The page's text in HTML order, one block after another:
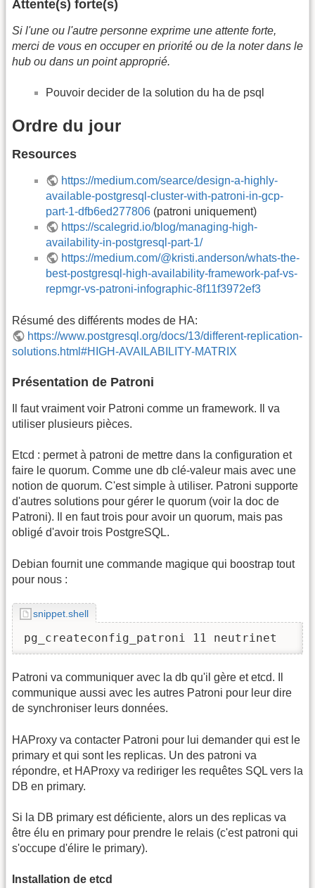
Attente(s) forte(s)
Si l'une ou l'autre personne exprime une attente forte,
merci de vous en occuper en priorité ou de la noter dans le
hub ou dans un point approprié.
Pouvoir decider de la solution du ha de psql
Ordre du jour
Resources
https://medium.com/searce/design-a-highly-
available-postgresql-cluster-with-patroni-in-gcp-
part-1-dfb6ed277806 (patroni uniquement)
https://scalegrid.io/blog/managing-high-
availability-in-postgresql-part-1/
https://medium.com/@kristi.anderson/whats-the-
best-postgresql-high-availability-framework-paf-vs-
repmgr-vs-patroni-infographic-8f11f3972ef3
Résumé des différents modes de HA:
https://www.postgresql.org/docs/13/different-replication-
solutions.html#HIGH-AVAILABILITY-MATRIX
Présentation de Patroni
Il faut vraiment voir Patroni comme un framework. Il va
utiliser plusieurs pièces.
Etcd : permet à patroni de mettre dans la configuration et
faire le quorum. Comme une db clé-valeur mais avec une
notion de quorum. C'est simple à utiliser. Patroni supporte
d'autres solutions pour gérer le quorum (voir la doc de
Patroni). Il en faut trois pour avoir un quorum, mais pas
obligé d'avoir trois PostgreSQL.
Debian fournit une commande magique qui boostrap tout
pour nous :
snippet.shell
pg_createconfig_patroni 11 neutrinet
Patroni va communiquer avec la db qu'il gère et etcd. Il
communique aussi avec les autres Patroni pour leur dire
de synchroniser leurs données.
HAProxy va contacter Patroni pour lui demander qui est le
primary et qui sont les replicas. Un des patroni va
répondre, et HAProxy va rediriger les requêtes SQL vers la
DB en primary.
Si la DB primary est déficiente, alors un des replicas va
être élu en primary pour prendre le relais (c'est patroni qui
s'occupe d'élire le primary).
Installation de etcd